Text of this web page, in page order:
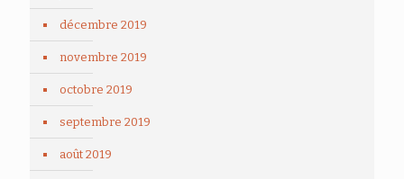
décembre 2019
novembre 2019
octobre 2019
septembre 2019
août 2019